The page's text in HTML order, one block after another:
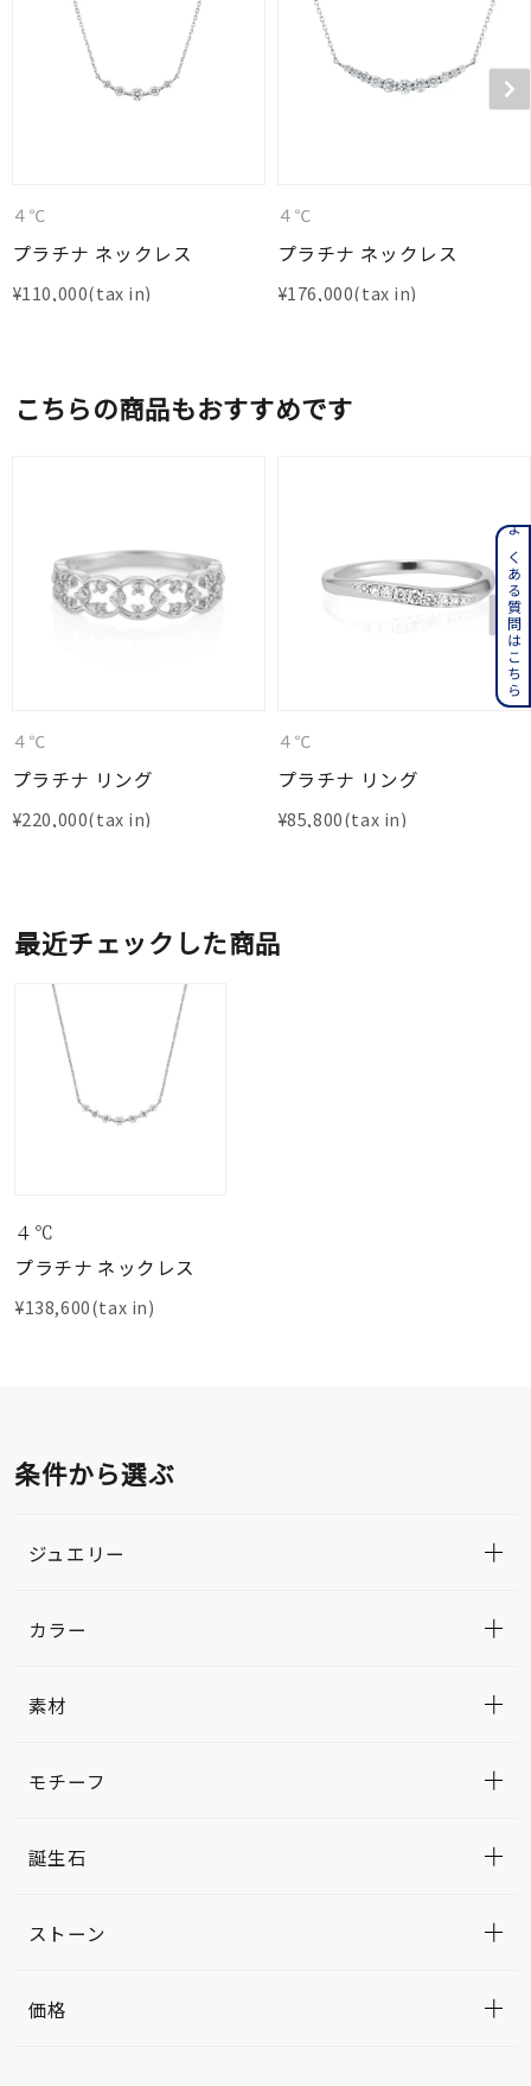
４℃
プラチナ ネックレス
¥110,000
４℃
プラチナ ネックレス
¥176,000
こちらの商品もおすすめです
４℃
プラチナ リング
¥220,000
４℃
プラチナ リング
¥85,800
最近チェックした商品
４℃
プラチナ ネックレス
¥138,600(tax in)
条件から選ぶ
ジュエリー
カラー
素材
モチーフ
誕生石
ストーン
価格
よくある質問はこちら